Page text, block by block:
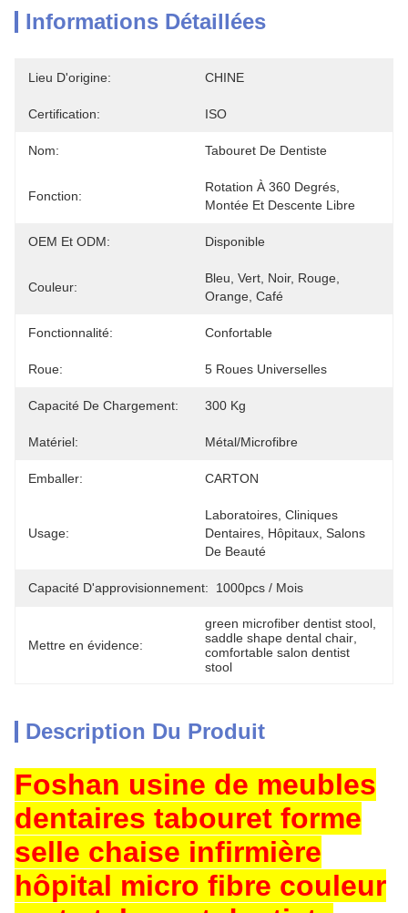
Informations Détaillées
Lieu D'origine: CHINE
Certification: ISO
Nom: Tabouret De Dentiste
Fonction:
Rotation À 360 Degrés,
Montée Et Descente Libre
OEM Et ODM: Disponible
Couleur:
Bleu, Vert, Noir, Rouge,
Orange, Café
Fonctionnalité: Confortable
Roue: 5 Roues Universelles
Capacité De Chargement: 300 Kg
Matériel: Métal/microfibre
Emballer: CARTON
Usage:
Laboratoires, Cliniques
Dentaires, Hôpitaux, Salons
De Beauté
Capacité D'approvisionnement: 1000pcs / Mois
Mettre en évidence:
green microfiber dentist stool
saddle shape dental chair
comfortable salon dentist
stool
Description Du Produit
Foshan usine de meubles
dentaires tabouret forme
selle chaise infirmière
hôpital micro fibre couleur